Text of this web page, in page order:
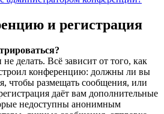
и регистрация
делать. Всё зависит от того, как
конференцию: должны ли вы
чтобы размещать сообщения, или
даёт вам дополнительные
недоступны анонимным